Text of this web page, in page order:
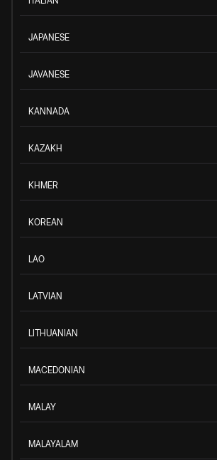
JAPANESE
JAVANESE
KANNADA
KAZAKH
KHMER
KOREAN
LAO
LATVIAN
LITHUANIAN
MACEDONIAN
MALAY
MALAYALAM